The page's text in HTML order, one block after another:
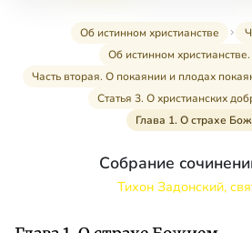
Об истинном христианстве
Об истинном
Часть вторая. О покаянии и плодах
Статья 3. О христианских
Глава 1. О страхе
Собрание
Тихон Задонский,